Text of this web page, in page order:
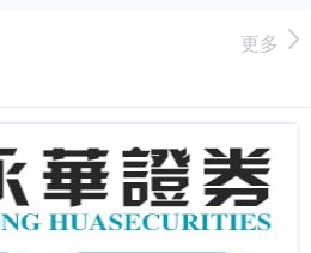
更多